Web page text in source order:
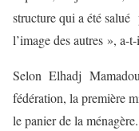
structure qui a été
l’image des autres », a-
Selon Elhadj
fédération, la première
le panier de la